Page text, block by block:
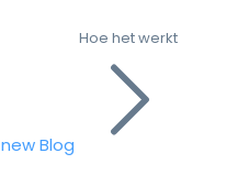
newBlog
Hoe het werkt